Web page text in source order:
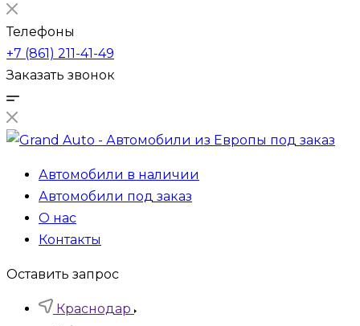
Телефоны
+7 (861) 211-41-49
Заказать звонок
Автомобили в наличии
Автомобили под заказ
О нас
Контакты
Оставить запрос
Краснодар